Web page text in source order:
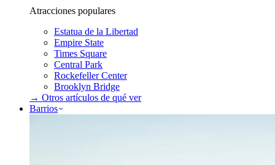
Atracciones populares
Estatua de la Libertad
Empire State
Times Square
Central Park
Rockefeller Center
Brooklyn Bridge
→ Otros artículos de qué ver
Barrios